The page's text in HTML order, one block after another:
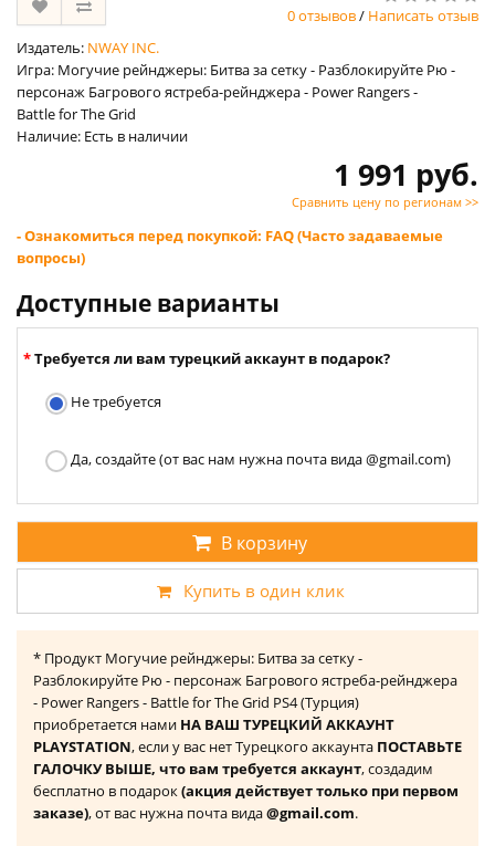
0 отзывов/ Написать отзыв
Издатель: NWAY INC.
Игра: Могучие рейнджеры: Битва за сетку - Разблокируйте Рю -
персонаж Багрового ястреба-рейнджера - Power Rangers -
Battle for The Grid
Наличие: Есть в наличии
1 991 руб.
Сравнить цену по регионам >>
- Ознакомиться перед покупкой: FAQ (Часто задаваемые
вопросы)
Доступные варианты
Требуется ли вам турецкий аккаунт в подарок?
Не требуется
Да, создайте (от вас нам нужна почта вида @gmail.com)
В корзину
Купить в один клик
* Продукт Могучие рейнджеры: Битва за сетку -
Разблокируйте Рю - персонаж Багрового ястреба-рейнджера
- Power Rangers - Battle for The Grid PS4 (Турция)
приобретается нами НА ВАШ ТУРЕЦКИЙ АККАУНТ
PLAYSTATION, если у вас нет Турецкого аккаунта ПОСТАВЬТЕ
ГАЛОЧКУ ВЫШЕ, что вам требуется аккаунт, создадим
бесплатно в подарок(акция действует только при первом
заказе), от вас нужна почта вида@gmail.com.